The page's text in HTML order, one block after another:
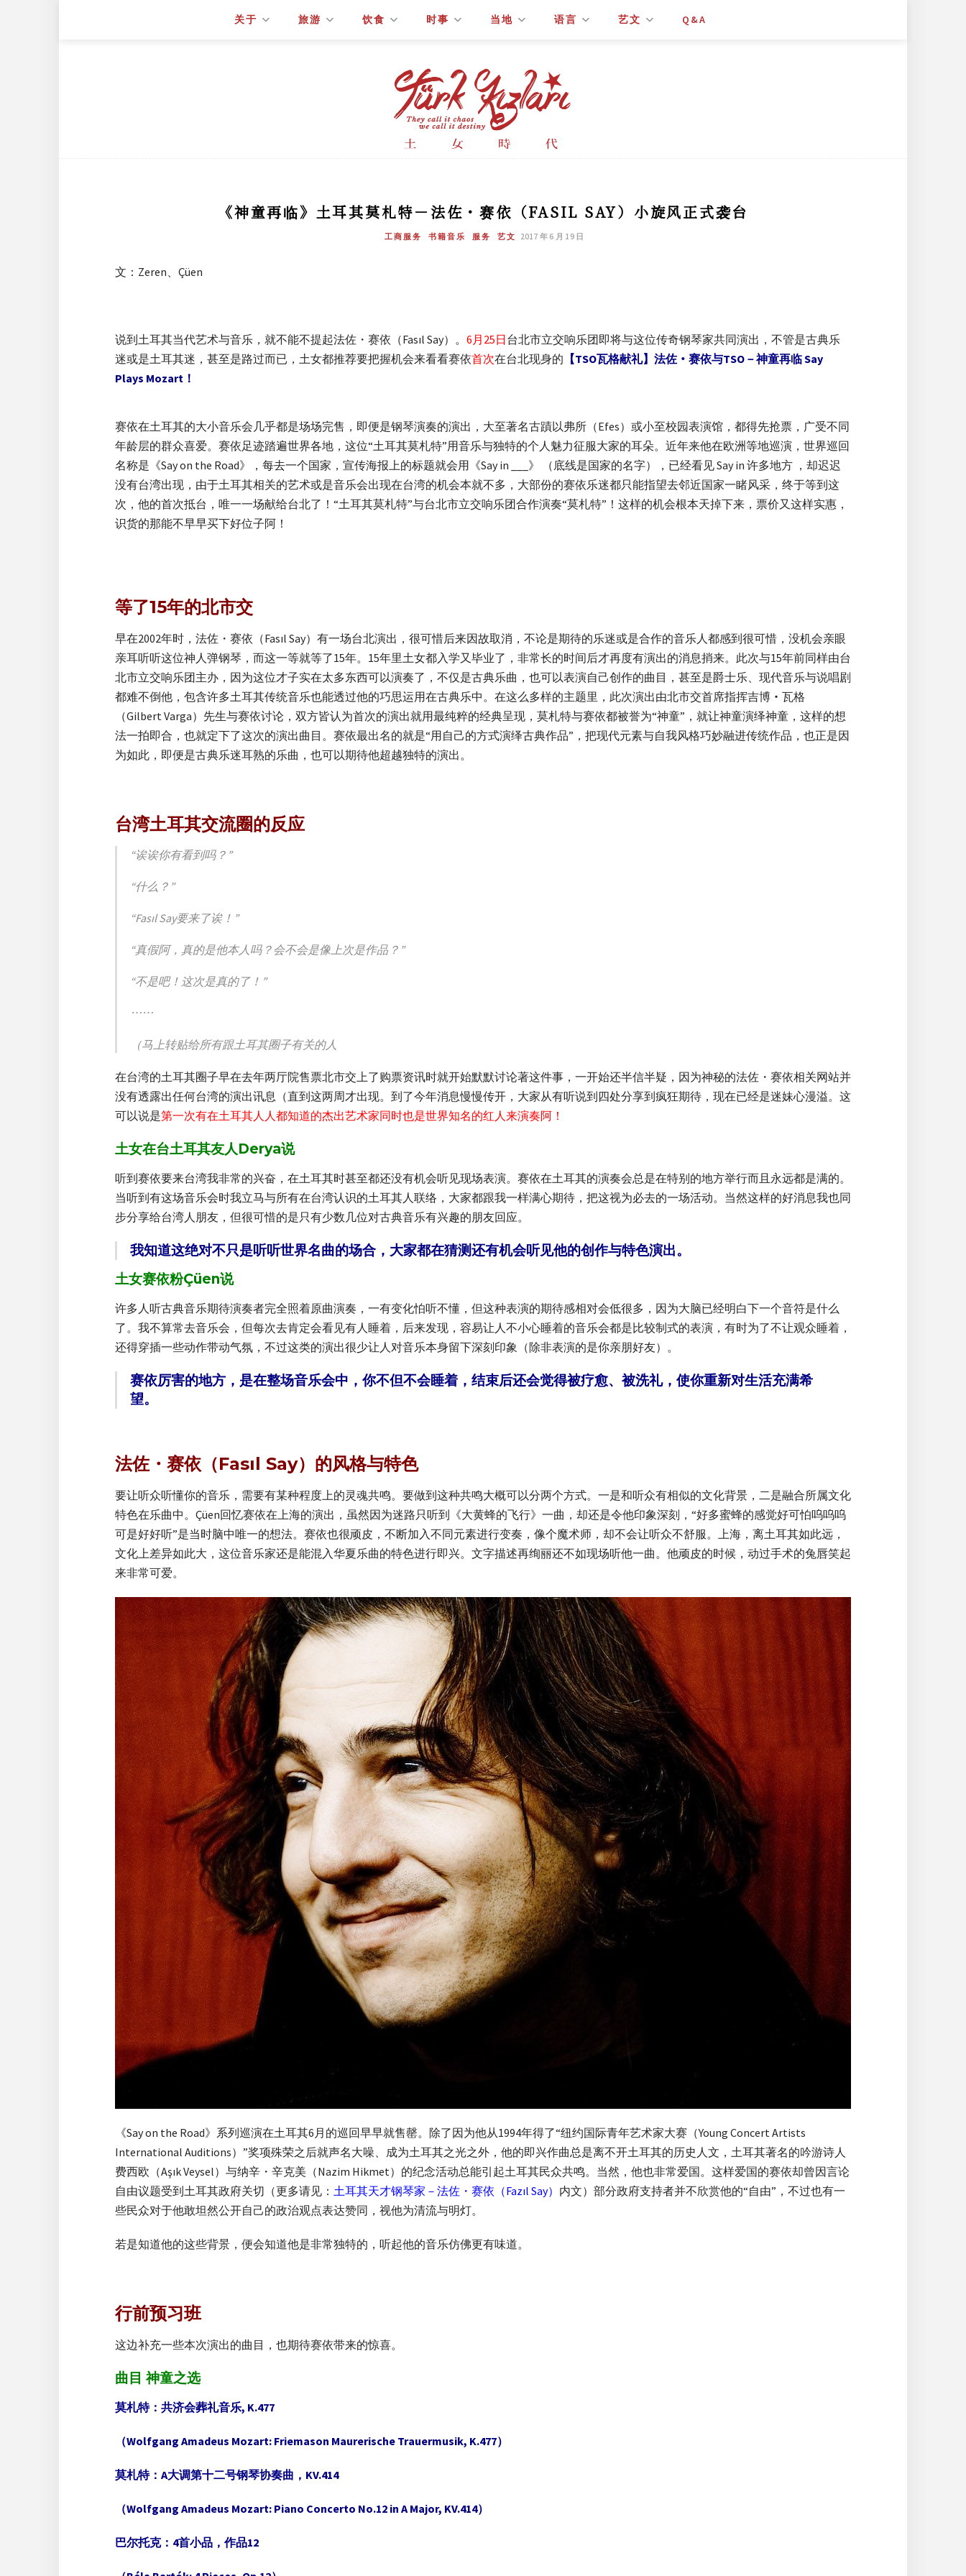
关于 旅游 饮食 时事 当地 语言 艺文 Q&A
《神童再临》土耳其莫札特－法佐・赛依（FASIL SAY）小旋风正式袭台
工商服务 书籍音乐 服务 艺文 2017 年 6 月 19 日
文：Zeren、Çüen
说到土耳其当代艺术与音乐，就不能不提起法佐・赛依（Fasıl Say）。 6月25日台北市立交响乐团即将与这位传奇钢琴家共同演出，不管是古典乐
迷或是土耳其迷，甚至是路过而已，土女都推荐要把握机会来看看赛依首次在台北现身的 【TSO瓦格献礼】法佐‧赛依与TSO－神童再临 Say
Plays Mozart！
赛依在土耳其的大小音乐会几乎都是场场完售，即便是钢琴演奏的演出，大至著名古蹟以弗所（Efes）或小至校园表演馆，都得先抢票，广受不同
年龄层的群众喜爱。赛依足迹踏遍世界各地，这位“土耳其莫札特”用音乐与独特的个人魅力征服大家的耳朵。近年来他在欧洲等地巡演，世界巡回
名称是《Say on the Road》，每去一个国家，宣传海报上的标题就会用《Say in ___》 （底线是国家的名字），已经看见 Say in 许多地方 ，却迟迟
没有台湾出现，由于土耳其相关的艺术或是音乐会出现在台湾的机会本就不多，大部份的赛依乐迷都只能指望去邻近国家一睹风采，终于等到这
次，他的首次抵台，唯一一场献给台北了！“土耳其莫札特”与台北市立交响乐团合作演奏“莫札特”！这样的机会根本天掉下来，票价又这样实惠，
识货的那能不早早买下好位子阿！
等了15年的北市交
早在2002年时，法佐・赛依（Fasıl Say）有一场台北演出，很可惜后来因故取消，不论是期待的乐迷或是合作的音乐人都感到很可惜，没机会亲眼
亲耳听听这位神人弹钢琴，而这一等就等了15年。15年里土女都入学又毕业了，非常长的时间后才再度有演出的消息捎来。此次与15年前同样由台
北市立交响乐团主办，因为这位才子实在太多东西可以演奏了，不仅是古典乐曲，也可以表演自己创作的曲目，甚至是爵士乐、现代音乐与说唱剧
都难不倒他，包含许多土耳其传统音乐也能透过他的巧思运用在古典乐中。在这么多样的主题里，此次演出由北市交首席指挥吉博‧瓦格
（Gilbert Varga）先生与赛依讨论，双方皆认为首次的演出就用最纯粹的经典呈现，莫札特与赛依都被誉为“神童”，就让神童演绎神童，这样的想
法一拍即合，也就定下了这次的演出曲目。赛依最出名的就是“用自己的方式演绎古典作品”，把现代元素与自我风格巧妙融进传统作品，也正是因
为如此，即便是古典乐迷耳熟的乐曲，也可以期待他超越独特的演出。
台湾土耳其交流圈的反应
“诶诶你有看到吗？”
“什么？”
“Fasıl Say要来了诶！”
“真假阿，真的是他本人吗？会不会是像上次是作品？”
“不是吧！这次是真的了！”
⋯⋯
（马上转贴给所有跟土耳其圈子有关的人
在台湾的土耳其圈子早在去年两厅院售票北市交上了购票资讯时就开始默默讨论著这件事，一开始还半信半疑，因为神秘的法佐・赛依相关网站并
没有透露出任何台湾的演出讯息（直到这两周才出现。到了今年消息慢慢传开，大家从有听说到四处分享到疯狂期待，现在已经是迷妹心漫溢。这
可以说是第一次有在土耳其人人都知道的杰出艺术家同时也是世界知名的红人来演奏阿！
土女在台土耳其友人Derya说
听到赛依要来台湾我非常的兴奋，在土耳其时甚至都还没有机会听见现场表演。赛依在土耳其的演奏会总是在特别的地方举行而且永远都是满的。
当听到有这场音乐会时我立马与所有在台湾认识的土耳其人联络，大家都跟我一样满心期待，把这视为必去的一场活动。当然这样的好消息我也同
步分享给台湾人朋友，但很可惜的是只有少数几位对古典音乐有兴趣的朋友回应。
我知道这绝对不只是听听世界名曲的场合，大家都在猜测还有机会听见他的创作与特色演出。
土女赛依粉Çüen说
许多人听古典音乐期待演奏者完全照着原曲演奏，一有变化怕听不懂，但这种表演的期待感相对会低很多，因为大脑已经明白下一个音符是什么
了。我不算常去音乐会，但每次去肯定会看见有人睡着，后来发现，容易让人不小心睡着的音乐会都是比较制式的表演，有时为了不让观众睡着，
还得穿插一些动作带动气氛，不过这类的演出很少让人对音乐本身留下深刻印象（除非表演的是你亲朋好友）。
赛依厉害的地方，是在整场音乐会中，你不但不会睡着，结束后还会觉得被疗愈、被洗礼，使你重新对生活充满希
望。
法佐・赛依（Fasıl Say）的风格与特色
要让听众听懂你的音乐，需要有某种程度上的灵魂共鸣。要做到这种共鸣大概可以分两个方式。一是和听众有相似的文化背景，二是融合所属文化
特色在乐曲中。Çüen回忆赛依在上海的演出，虽然因为迷路只听到《大黄蜂的飞行》一曲，却还是令他印象深刻，“好多蜜蜂的感觉好可怕呜呜呜
可是好好听”是当时脑中唯一的想法。赛依也很顽皮，不断加入不同元素进行变奏，像个魔术师，却不会让听众不舒服。上海，离土耳其如此远，
文化上差异如此大，这位音乐家还是能混入华夏乐曲的特色进行即兴。文字描述再绚丽还不如现场听他一曲。他顽皮的时候，动过手术的兔唇笑起
来非常可爱。
《Say on the Road》系列巡演在土耳其6月的巡回早早就售罄。除了因为他从1994年得了“纽约国际青年艺术家大赛（Young Concert Artists
International Auditions）”奖项殊荣之后就声名大噪、成为土耳其之光之外，他的即兴作曲总是离不开土耳其的历史人文，土耳其著名的吟游诗人
费西欧（Aşık Veysel）与纳辛・辛克美（Nazim Hikmet）的纪念活动总能引起土耳其民众共鸣。当然，他也非常爱国。这样爱国的赛依却曾因言论
自由议题受到土耳其政府关切（更多请见： 土耳其天才钢琴家－法佐・赛依（Fazıl Say） 内文）部分政府支持者并不欣赏他的“自由”，不过也有一
些民众对于他敢坦然公开自己的政治观点表达赞同，视他为清流与明灯。
若是知道他的这些背景，便会知道他是非常独特的，听起他的音乐仿佛更有味道。
行前预习班
这边补充一些本次演出的曲目，也期待赛依带来的惊喜。
曲目 神童之选
莫札特：共济会葬礼音乐, K.477
（Wolfgang Amadeus Mozart: Friemason Maurerische Trauermusik, K.477）
莫札特：A大调第十二号钢琴协奏曲，KV.414
（Wolfgang Amadeus Mozart: Piano Concerto No.12 in A Major, KV.414）
巴尔托克：4首小品，作品12